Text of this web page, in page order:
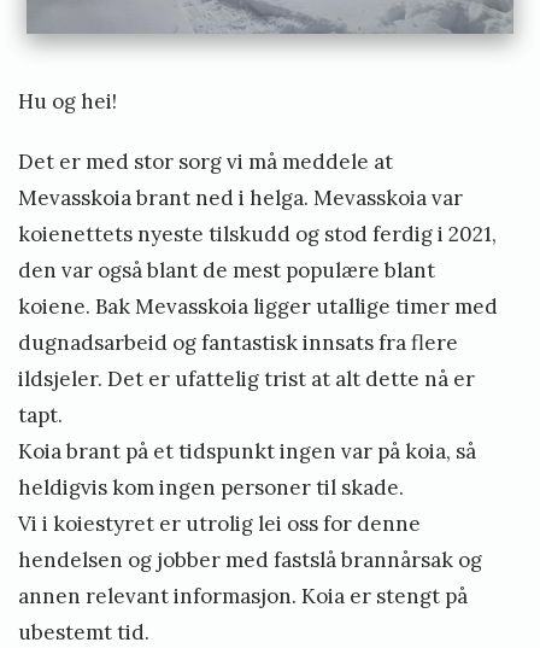
t
y
Hu og hei!
Det er med stor sorg vi må meddele at
Mevasskoia brant ned i helga. Mevasskoia var
koienettets nyeste tilskudd og stod ferdig i 2021,
den var også blant de mest populære blant
koiene. Bak Mevasskoia ligger utallige timer med
dugnadsarbeid og fantastisk innsats fra flere
ildsjeler. Det er ufattelig trist at alt dette nå er
tapt.
Koia brant på et tidspunkt ingen var på koia, så
heldigvis kom ingen personer til skade.
Vi i koiestyret er utrolig lei oss for denne
hendelsen og jobber med fastslå brannårsak og
annen relevant informasjon. Koia er stengt på
ubestemt tid.